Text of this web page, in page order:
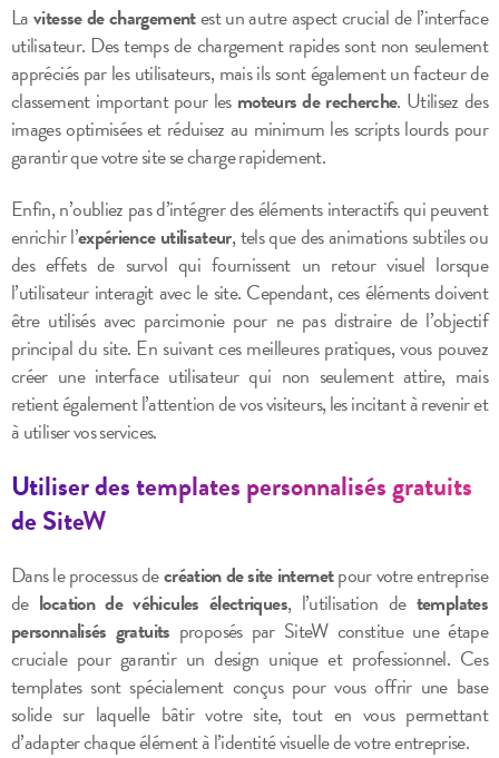
Lavitesse de chargementest un autre aspect crucial de l’interface
utilisateur. Des temps de chargement rapides sont non seulement
appréciés par les utilisateurs, mais ils sont également un facteur de
classement important pour les moteurs de recherche. Utilisez des
images optimisées et réduisez au minimum les scripts lourds pour
garantir que votre site se charge rapidement.
Enfin, n’oubliez pas d’intégrer des éléments interactifs qui peuvent
enrichir l’expérience utilisateur, tels que des animations subtiles ou
des effets de survol qui fournissent un retour visuel lorsque
l’utilisateur interagit avec le site. Cependant, ces éléments doivent
être utilisés avec parcimonie pour ne pas distraire de l’objectif
principal du site. En suivant ces meilleures pratiques, vous pouvez
créer une interface utilisateur qui non seulement attire, mais
retient également l’attention de vos visiteurs, les incitant à revenir et
à utiliser vos services.
Utiliser des templates personnalisés gratuits
de SiteW
Dans le processus decréation de site internetpour votre entreprise
de location de véhicules électriques, l’utilisation de templates
personnalisés gratuits proposés par SiteW constitue une étape
cruciale pour garantir un design unique et professionnel. Ces
templates sont spécialement conçus pour vous offrir une base
solide sur laquelle bâtir votre site, tout en vous permettant
d’adapter chaque élément à l’identité visuelle de votre entreprise.